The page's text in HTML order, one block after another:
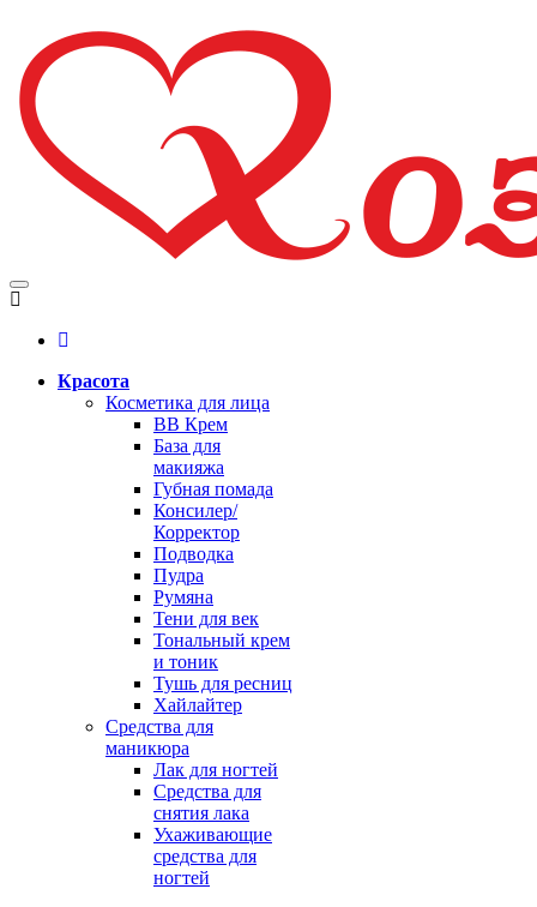
Красота
Косметика для лица
BB Крем
База для
макияжа
Губная помада
Консилер/
Корректор
Подводка
Пудра
Румяна
Тени для век
Тональный крем
и тоник
Тушь для ресниц
Хайлайтер
Средства для
маникюра
Лак для ногтей
Средства для
снятия лака
Ухаживающие
средства для
ногтей